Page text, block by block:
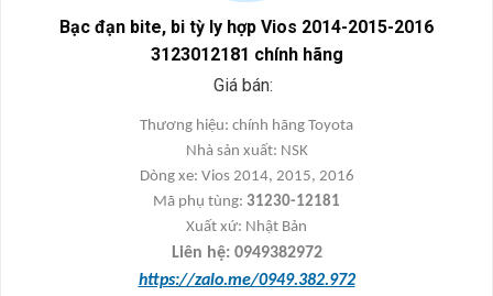
Bạc đạn bite, bi tỳ ly hợp Vios 2014-2015-2016
3123012181 chính hãng
Giá bán:
Thương hiệu: chính hãng Toyota
Nhà sản xuất: NSK
Dòng xe: Vios 2014, 2015, 2016
Mã phụ tùng: 31230-12181
Xuất xứ: Nhật Bản
Liên hệ: 0949382972
https://zalo.me/0949.382.972